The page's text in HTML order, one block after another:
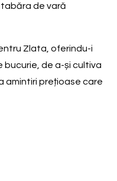
de vară
Zlata, oferindu-i
bucurie, de a-și cultiva
amintiri prețioase care